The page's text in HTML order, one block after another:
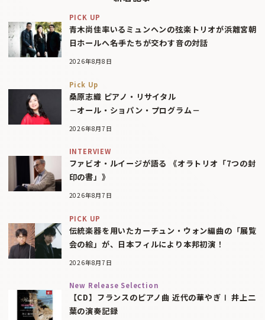
PICK UP
青木尚佳率いるミュンヘンの弦楽トリオが浜離宮朝
日ホールへ――名手たちが交わす音の対話
2026年8月8日
Pick Up
桑原志織 ピアノ・リサイタル
－オール・ショパン・プログラム－
2026年8月7日
INTERVIEW
ファビオ・ルイージが語る 《オラトリオ「7つの封
印の書」》
2026年8月7日
PICK UP
伝統楽器を用いたカーチュン・ウォン編曲の「展覧
会の絵」が、日本フィルにより本邦初演！
2026年8月7日
New Release Selection
【CD】フランスのピアノ曲 近代の華やぎⅠ 井上二
葉の演奏記録